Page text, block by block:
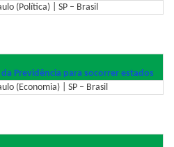
(Política) | SP – Brasil
Previdência para socorrer estados
(Economia) | SP – Brasil